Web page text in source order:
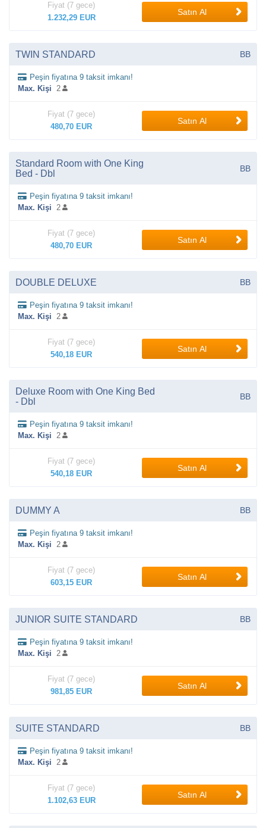
Fiyat (7 gece)
1.232,29 EUR
Satın Al
TWIN STANDARD BB
Peşin fiyatına 9 taksit imkanı!
Max. Kişi 2
Fiyat (7 gece)
480,70 EUR
Satın Al
Standard Room with One King
Bed - Dbl
BB
Peşin fiyatına 9 taksit imkanı!
Max. Kişi 2
Fiyat (7 gece)
480,70 EUR
Satın Al
DOUBLE DELUXE BB
Peşin fiyatına 9 taksit imkanı!
Max. Kişi 2
Fiyat (7 gece)
540,18 EUR
Satın Al
Deluxe Room with One King Bed
- Dbl
BB
Peşin fiyatına 9 taksit imkanı!
Max. Kişi 2
Fiyat (7 gece)
540,18 EUR
Satın Al
DUMMY A BB
Peşin fiyatına 9 taksit imkanı!
Max. Kişi 2
Fiyat (7 gece)
603,15 EUR
Satın Al
JUNIOR SUITE STANDARD BB
Peşin fiyatına 9 taksit imkanı!
Max. Kişi 2
Fiyat (7 gece)
981,85 EUR
Satın Al
SUITE STANDARD BB
Peşin fiyatına 9 taksit imkanı!
Max. Kişi 2
Fiyat (7 gece)
1.102,63 EUR
Satın Al